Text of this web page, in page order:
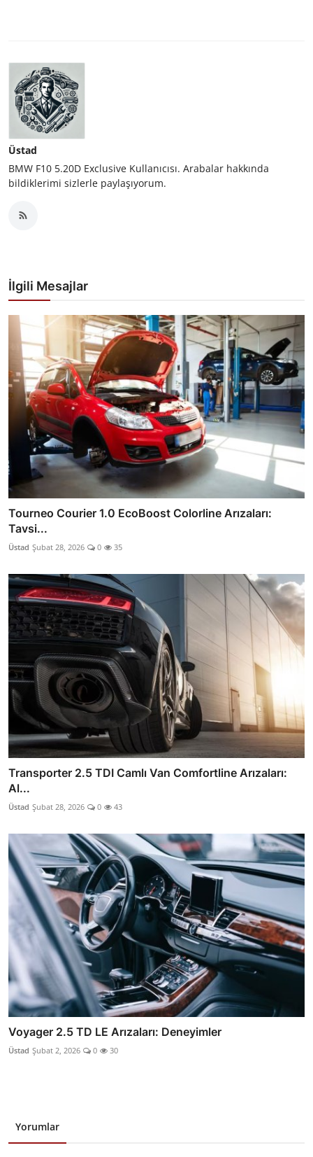
Üstad
BMW F10 5.20D Exclusive Kullanıcısı. Arabalar hakkında
bildiklerimi sizlerle paylaşıyorum.
İlgili Mesajlar
Tourneo Courier 1.0 EcoBoost Colorline Arızaları:
Tavsi...
Üstad Şubat 28, 2026 0 35
Transporter 2.5 TDI Camlı Van Comfortline Arızaları:
Al...
Üstad Şubat 28, 2026 0 43
Voyager 2.5 TD LE Arızaları: Deneyimler
Üstad Şubat 2, 2026 0 30
Yorumlar